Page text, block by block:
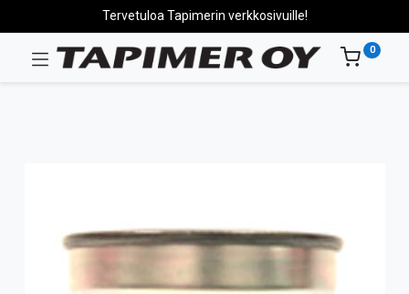
Tervetuloa Tapimerin verkkosivuille!
0